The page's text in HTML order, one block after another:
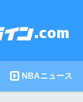
NBAニュース